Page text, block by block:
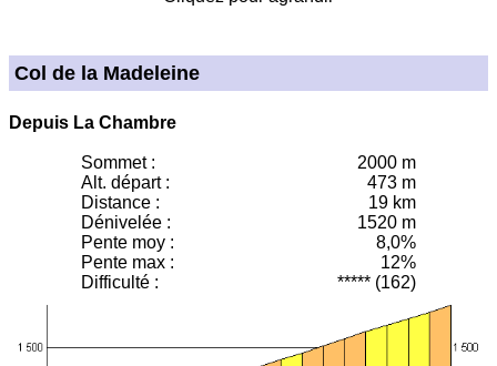
Col de la Madeleine
Depuis La Chambre
Sommet :
Alt. départ :
Distance :
Dénivelée :
2000 m
473 m
19 km
1520 m
Pente moy:
Pente max :
Difficulté :
8,0%
12%
***** (162)